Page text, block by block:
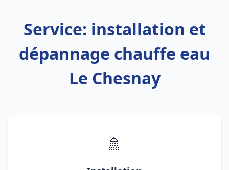
Service: installation et
dépannage chauffe eau
Le Chesnay
🚿